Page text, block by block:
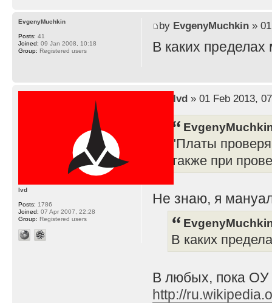
by EvgenyMuchkin» 01
В каких
EvgenyMuchkin
Posts: 41
Joined: 09 Jan 2008, 10:18
Group: Registered users
lvd» 01 Feb 2013,
"Платы
также при
Не знаю, я
В каких
В любых, пока ОУ
http://
lvd
Posts: 1786
Joined: 07 Apr 2007, 22:28
Group: Registered users